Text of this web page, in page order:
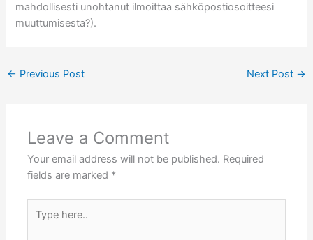
mahdollisesti unohtanut ilmoittaa sähköpostiosoitteesi
muuttumisesta?).
← Previous Post Next Post →
Leave a Comment
Your email address will not be published. Required
fields are marked *
here..